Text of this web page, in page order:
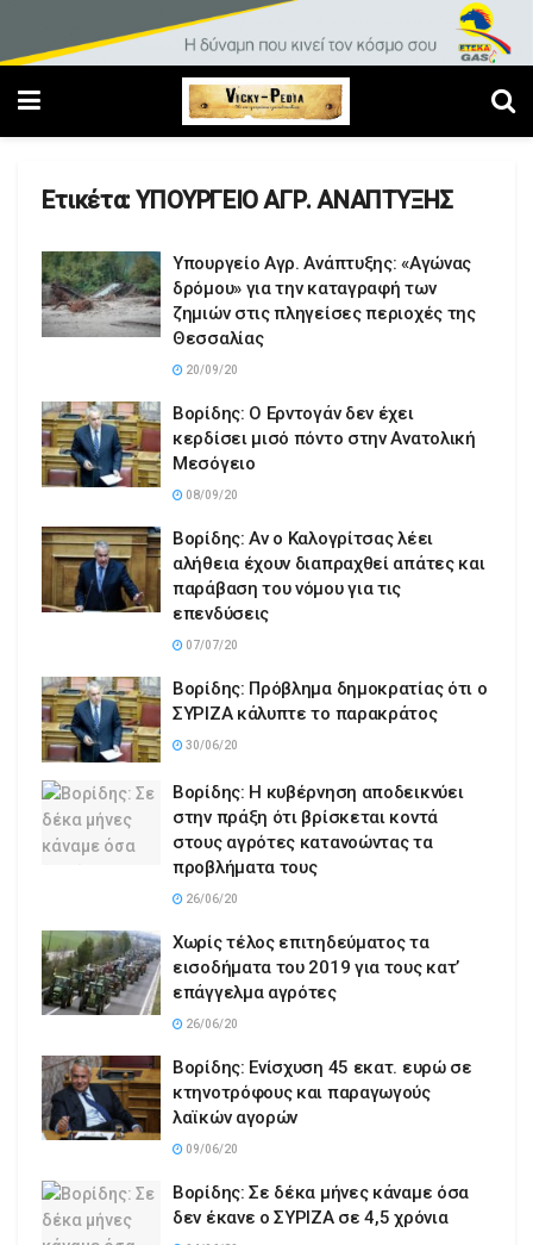
Ετικέτα:ΥΠΟΥΡΓΕΙΟ ΑΓΡ. ΑΝΑΠΤΥΞΗΣ
Υπουργείο Αγρ. Ανάπτυξης: «Αγώνας
δρόμου» για την καταγραφή των
ζημιών στις πληγείσες περιοχές της
Θεσσαλίας
20/09/20
Βορίδης: Ο Ερντογάν δεν έχει
κερδίσει μισό πόντο στην Ανατολική
Μεσόγειο
08/09/20
Βορίδης: Αν ο Καλογρίτσας λέει
αλήθεια έχουν διαπραχθεί απάτες και
παράβαση του νόμου για τις
επενδύσεις
07/07/20
Βορίδης: Πρόβλημα δημοκρατίας ότι ο
ΣΥΡΙΖΑ κάλυπτε το παρακράτος
30/06/20
Βορίδης: Η κυβέρνηση αποδεικνύει
στην πράξη ότι βρίσκεται κοντά
στους αγρότες κατανοώντας τα
προβλήματα τους
26/06/20
Χωρίς τέλος επιτηδεύματος τα
εισοδήματα του 2019 για τους κατ’
επάγγελμα αγρότες
26/06/20
Βορίδης: Ενίσχυση 45 εκατ. ευρώ σε
κτηνοτρόφους και παραγωγούς
λαϊκών αγορών
09/06/20
Βορίδης: Σε δέκα μήνες κάναμε όσα
δεν έκανε ο ΣΥΡΙΖΑ σε 4,5 χρόνια